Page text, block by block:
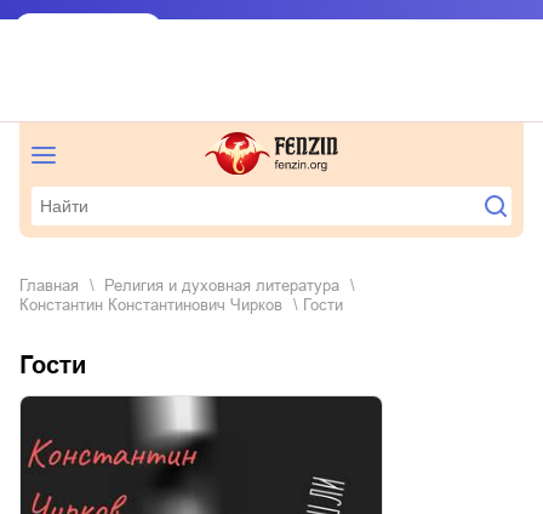
Главная
религия и духовная литература
Константин Константинович Чирков
Гости
Гости